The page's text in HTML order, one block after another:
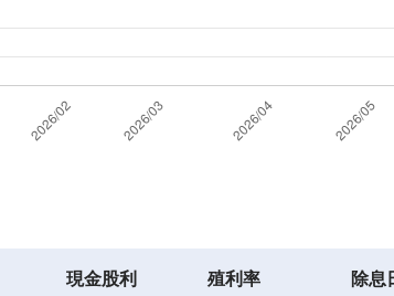
現金股利 殖利率 除息